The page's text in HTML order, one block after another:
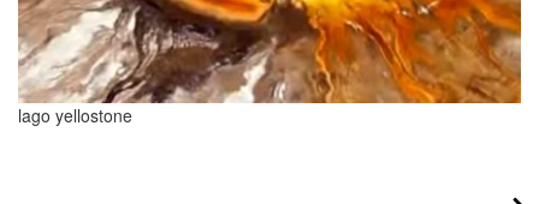
lago yellostone